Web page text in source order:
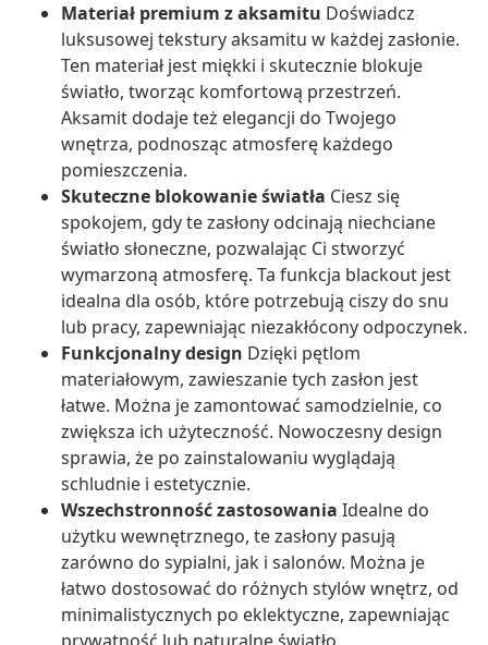
Materiał premium z aksamitu Doświadcz
luksusowej tekstury aksamitu w każdej zasłonie.
Ten materiał jest miękki i skutecznie blokuje
światło, tworząc komfortową przestrzeń.
Aksamit dodaje też elegancji do Twojego
wnętrza, podnosząc atmosferę każdego
pomieszczenia.
Skuteczne blokowanie światła Ciesz się
spokojem, gdy te zasłony odcinają niechciane
światło słoneczne, pozwalając Ci stworzyć
wymarzoną atmosferę. Ta funkcja blackout jest
idealna dla osób, które potrzebują ciszy do snu
lub pracy, zapewniając niezakłócony odpoczynek.
Funkcjonalny design Dzięki pętlom
materiałowym, zawieszanie tych zasłon jest
łatwe. Można je zamontować samodzielnie, co
zwiększa ich użyteczność. Nowoczesny design
sprawia, że po zainstalowaniu wyglądają
schludnie i estetycznie.
Wszechstronność zastosowania Idealne do
użytku wewnętrznego, te zasłony pasują
zarówno do sypialni, jak i salonów. Można je
łatwo dostosować do różnych stylów wnętrz, od
minimalistycznych po eklektyczne, zapewniając